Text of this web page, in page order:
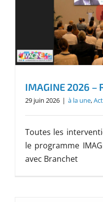
IMAGINE 2026 –
29 juin 2026 | à la une,
Toutes les
le programme
avec Branchet